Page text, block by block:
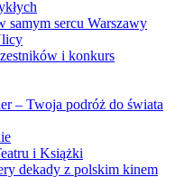
samym sercu Warszawy
i konkurs
– Twoja podróż do świata
i Książki
dekady z polskim kinem